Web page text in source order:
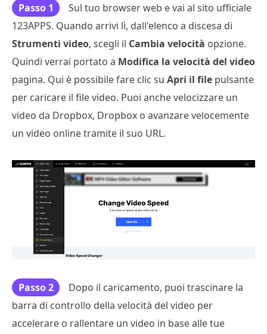
Passo 1
Sul tuo browser web e vai al sito ufficiale
123APPS. Quando arrivi lì, dall'elenco a discesa di
Strumenti video, scegli il Cambia velocità opzione.
Quindi verrai portato a Modifica la velocità del video
pagina. Qui è possibile fare clic su Apri il file pulsante
per caricare il file video. Puoi anche velocizzare un
video da Dropbox, Dropbox o avanzare velocemente
un video online tramite il suo URL.
Passo 2
Dopo il caricamento, puoi trascinare la
barra di controllo della velocità del video per
accelerare o rallentare un video in base alle tue